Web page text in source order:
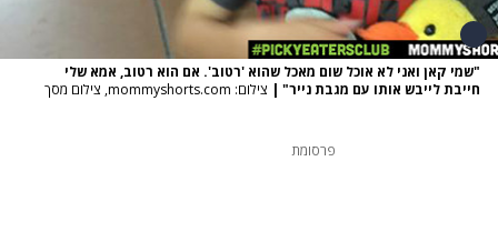
"שמי קאן ואני לא אוכל שום מאכל שהוא 'רטוב'. אם הוא רטוב, אמא שלי
חייבת לייבש אותו עם מגבת נייר" | צילום: mommyshorts.com, צילום מסך
פרסומת